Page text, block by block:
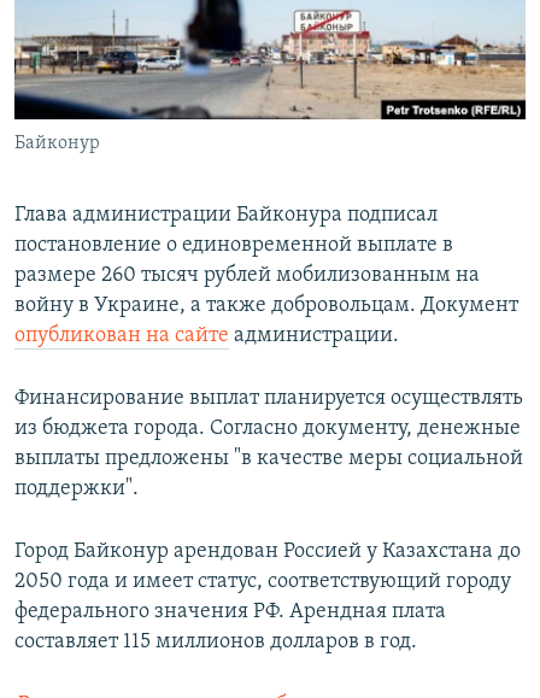
ПОБЕДИТЕЛЕЙ НЕ СУДЯТ?
КРЫМ.НЕПОКОРЕННЫЙ
ELIFBE
УКРАИНСКАЯ ПРОБЛЕМА КРЫМА
ПРИСОЕДИНЯЙТЕСЬ!
Байконур
Глава администрации Байконура подписал
постановление о единовременной выплате в
размере 260 тысяч рублей мобилизованным на
войну в Украине, а также добровольцам. Документ
опубликован на сайте администрации.
Финансирование выплат планируется осуществлять
из бюджета города. Согласно документу, денежные
выплаты предложены "в качестве меры социальной
поддержки".
Город Байконур арендован Россией у Казахстана до
2050 года и имеет статус, соответствующий городу
федерального значения РФ. Арендная плата
составляет 115 миллионов долларов в год.